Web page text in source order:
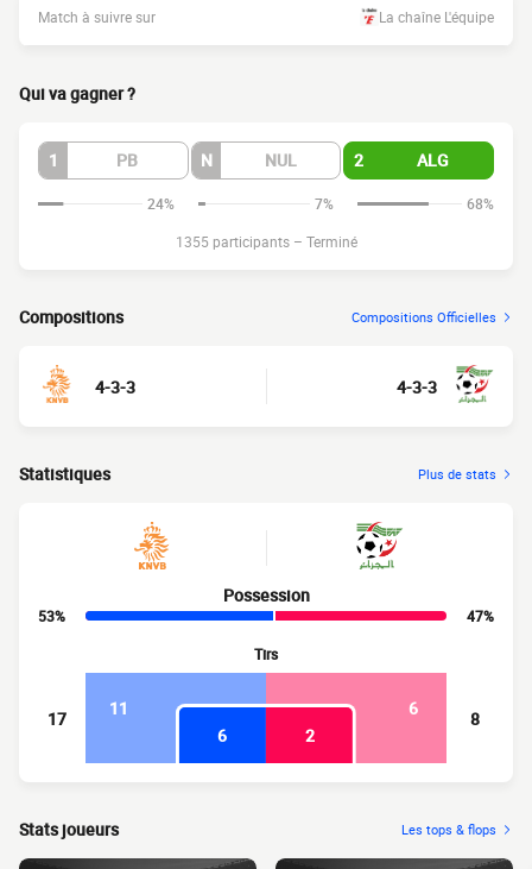
Match à suivre sur La chaîne L'équipe
Qui va gagner ?
1 PB N NUL 2 ALG
24% 7%
68%
1355 participants – Terminé
Compositions Compositions Officielles
4-3-3 4-3-3
Statistiques Plus de stats
Possession
53%
47%
Tirs
17 11
6
6
2
8
Stats joueurs Les tops & flops